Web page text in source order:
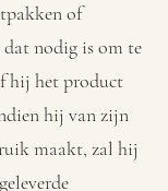
of
nodig is om te
hij het product
hij van zijn
maakt, zal hij